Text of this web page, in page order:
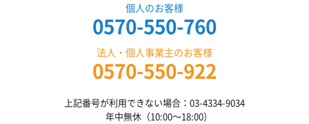
個人のお客様
0570-550-760
法人・個人事業主のお客様
0570-550-922
上記番号が利用できない場合：03-4334-9034
年中無休（10:00〜18:00）